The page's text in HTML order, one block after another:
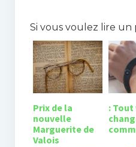
Activités scolaires
L’internat
Roux Libre
En español
In english
Si vous voulez lire un
Prix de la
nouvelle
Marguerite de
Valois
: Tout